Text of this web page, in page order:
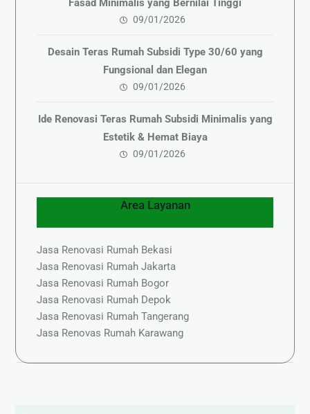
Fasad Minimalis yang Bernilai Tinggi
09/01/2026
Desain Teras Rumah Subsidi Type 30/60 yang
Fungsional dan Elegan
09/01/2026
Ide Renovasi Teras Rumah Subsidi Minimalis yang
Estetik & Hemat Biaya
09/01/2026
Area Layanan
Jasa Renovasi Rumah Bekasi
Jasa Renovasi Rumah Jakarta
Jasa Renovasi Rumah Bogor
Jasa Renovasi Rumah Depok
Jasa Renovasi Rumah Tangerang
Jasa Renovas Rumah Karawang